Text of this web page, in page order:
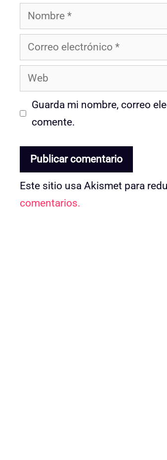
Nombre
Correo
electrónico
Web
Guarda mi nombre, correo
comente.
Este sitio usa Akismet para
comentarios.